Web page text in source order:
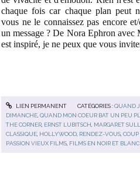
chaque fois car chaque plan peut
vous ne le connaissez pas encore
un message ? De Nora Ephron
est inspiré, je ne peux que vous
LIEN PERMANENT CATÉGORIES :QUAND
DIMANCHE ,QUAND MON COEUR BAT UN PEU
THE CORNER ERNST LUBITSCH MARGARET
CLASSIQUE HOLLYWOOD RENDEZ-VOUS ,COUP
PASSION VIEUX FILMS FILMS EN NOIR ET BLANC